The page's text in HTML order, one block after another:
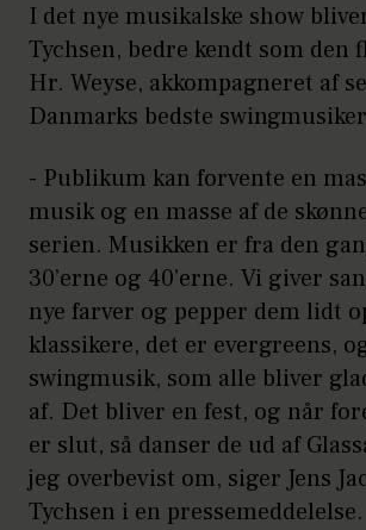
I det nye musikalske show
Tychsen, bedre kendt som den
Hr. Weyse, akkompagneret af
Danmarks bedste
- Publikum kan forvente en
musik og en masse af de
serien. Musikken er fra den
30’erne og 40’erne. Vi giver
nye farver og pepper dem lidt
klassikere, det er evergreens,
swingmusik, som alle bliver
af. Det bliver en fest, og når
er slut, så danser de ud af
jeg overbevist om, siger Jens
Tychsen i en pressemeddelelse.